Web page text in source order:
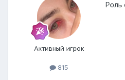
Активный игрок
815
Роль